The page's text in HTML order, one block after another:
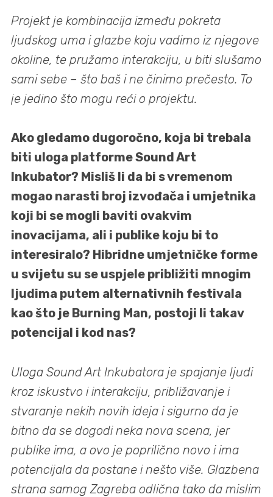
Projekt je kombinacija između pokreta
ljudskog uma i glazbe koju vadimo iz njegove
okoline, te pružamo interakciju, u biti slušamo
sami sebe – što baš i ne činimo prečesto. To
je jedino što mogu reći o projektu.
Ako gledamo dugoročno, koja bi trebala
biti uloga platforme Sound Art
Inkubator? Misliš li da bi s vremenom
mogao narasti broj izvođača i umjetnika
koji bi se mogli baviti ovakvim
inovacijama, ali i publike koju bi to
interesiralo? Hibridne umjetničke forme
u svijetu su se uspjele približiti mnogim
ljudima putem alternativnih festivala
kao što je Burning Man, postoji li takav
potencijal i kod nas?
Uloga Sound Art Inkubatora je spajanje ljudi
kroz iskustvo i interakciju, približavanje i
stvaranje nekih novih ideja i sigurno da je
bitno da se dogodi neka nova scena, jer
publike ima, a ovo je poprilično novo i ima
potencijala da postane i nešto više. Glazbena
strana samog Zagreba odlična tako da mislim